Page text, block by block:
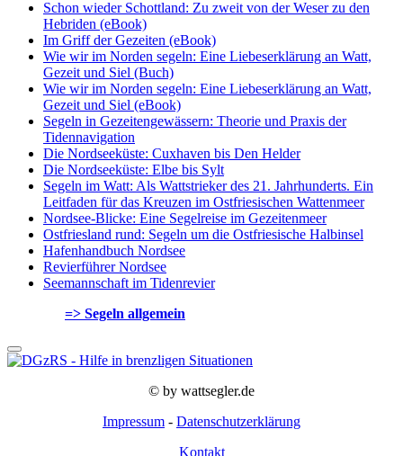
Schon wieder Schottland: Zu zweit von der Weser zu den
Hebriden (eBook)
Im Griff der Gezeiten (eBook)
Wie wir im Norden segeln: Eine Liebeserklärung an Watt,
Gezeit und Siel (Buch)
Wie wir im Norden segeln: Eine Liebeserklärung an Watt,
Gezeit und Siel (eBook)
Segeln in Gezeitengewässern: Theorie und Praxis der
Tidennavigation
Die Nordseeküste: Cuxhaven bis Den Helder
Die Nordseeküste: Elbe bis Sylt
Segeln im Watt: Als Wattstrieker des 21. Jahrhunderts. Ein
Leitfaden für das Kreuzen im Ostfriesischen Wattenmeer
Nordsee-Blicke: Eine Segelreise im Gezeitenmeer
Ostfriesland rund: Segeln um die Ostfriesische Halbinsel
Hafenhandbuch Nordsee
Revierführer Nordsee
Seemannschaft im Tidenrevier
=> Segeln allgemein
© by wattsegler.de
Impressum - Datenschutzerklärung
Kontakt